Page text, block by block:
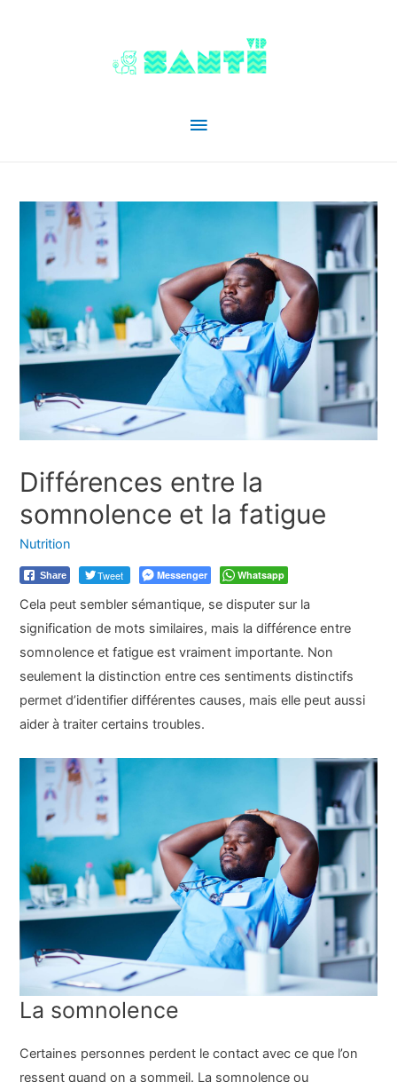
Menu
Différences entre la
somnolence et la fatigue
Nutrition
Share Tweet Messenger Whatsapp
Cela peut sembler sémantique, se disputer sur la
signification de mots similaires, mais la différence entre
somnolence et fatigue est vraiment importante. Non
seulement la distinction entre ces sentiments distinctifs
permet d’identifier différentes causes, mais elle peut aussi
aider à traiter certains troubles.
La somnolence
Certaines personnes perdent le contact avec ce que l’on
ressent quand on a sommeil. La somnolence ou